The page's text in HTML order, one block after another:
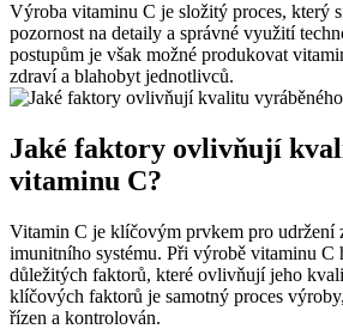
Výroba vitaminu C je složitý proces, který
pozornost na detaily a správné využití
postupům je však možné produkovat
zdraví a blahobyt jednotlivců.
Jaké faktory ovlivňují
vitaminu C?
Vitamin C je klíčovým prvkem pro udržení
imunitního systému. Při výrobě vitaminu C
důležitých faktorů, které ovlivňují jeho
klíčových faktorů je samotný proces
řízen a kontrolován.